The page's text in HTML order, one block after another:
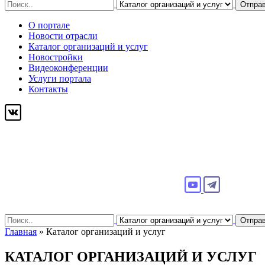
Search
for:
О портале
Новости отрасли
Каталог организаций и услуг
Новостройки
Видеоконференции
Услуги портала
Контакты
Search
for:
Главная » Каталог организаций и услуг
КАТАЛОГ ОРГАНИЗАЦИЙ И УСЛУГ